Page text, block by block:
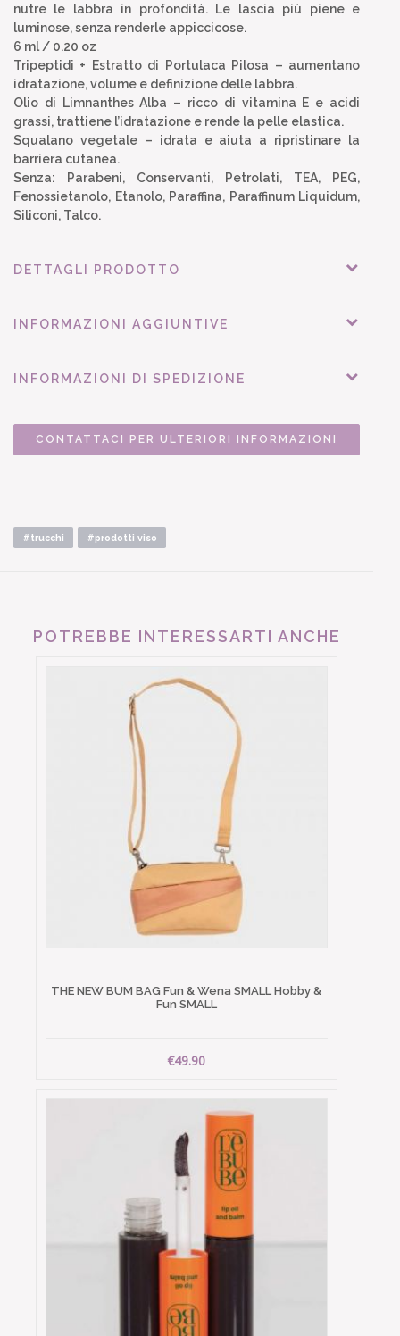
nutre le labbra in profondità. Le lascia più piene e
luminose, senza renderle appiccicose.
6 ml / 0.20 oz
Tripeptidi + Estratto di Portulaca Pilosa – aumentano
idratazione, volume e definizione delle labbra.
Olio di Limnanthes Alba – ricco di vitamina E e acidi
grassi, trattiene l’idratazione e rende la pelle elastica.
Squalano vegetale – idrata e aiuta a ripristinare la
barriera cutanea.
Senza: Parabeni, Conservanti, Petrolati, TEA, PEG,
Fenossietanolo, Etanolo, Paraffina, Paraffinum Liquidum,
Siliconi, Talco.
DETTAGLI PRODOTTO
INFORMAZIONI AGGIUNTIVE
INFORMAZIONI DI SPEDIZIONE
CONTATTACI PER ULTERIORI INFORMAZIONI
#trucchi #prodotti viso
POTREBBE INTERESSARTI ANCHE
THE NEW BUM BAG Fun & Wena SMALL Hobby &
Fun SMALL
€49.90